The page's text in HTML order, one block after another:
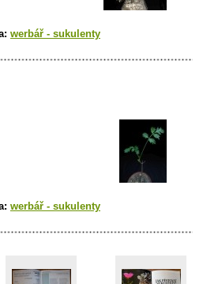
werbář - sukulenty
werbář - sukulenty